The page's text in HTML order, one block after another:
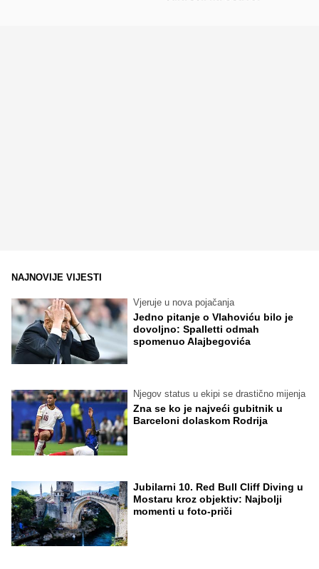
NAJNOVIJE VIJESTI
Vjeruje u nova pojačanja
Jedno pitanje o Vlahoviću bilo je
dovoljno: Spalletti odmah
spomenuo Alajbegovića
Njegov status u ekipi se drastično mijenja
Zna se ko je najveći gubitnik u
Barceloni dolaskom Rodrija
Jubilarni 10. Red Bull Cliff Diving u
Mostaru kroz objektiv: Najbolji
momenti u foto-priči